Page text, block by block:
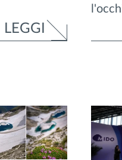
LEGGI